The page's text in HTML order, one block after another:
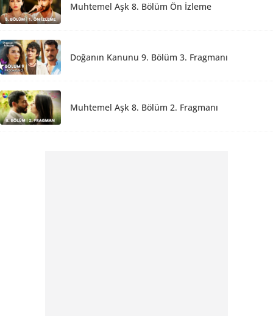
Muhtemel Aşk 8. Bölüm Ön İzleme
Doğanın Kanunu 9. Bölüm 3. Fragmanı
Muhtemel Aşk 8. Bölüm 2. Fragmanı